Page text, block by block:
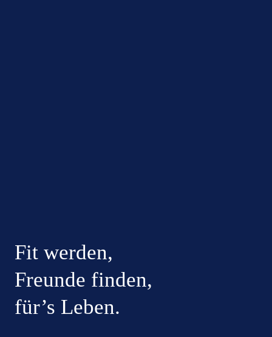
Fit werden,
Freunde finden,
für’s Leben.